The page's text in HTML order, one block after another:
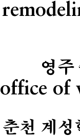
office of
영주
춘천 계성